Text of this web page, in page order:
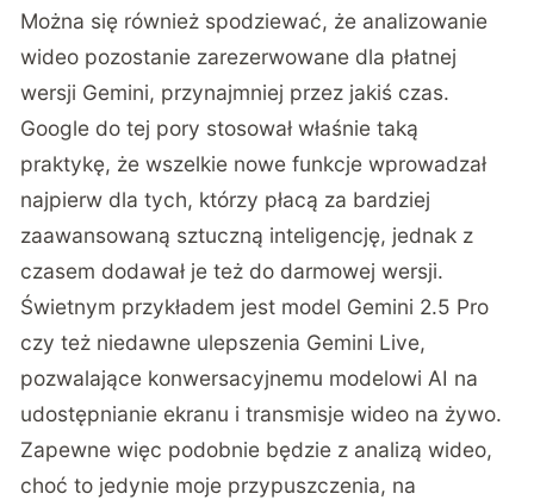
Można się również spodziewać, że analizowanie
wideo pozostanie zarezerwowane dla płatnej
wersji Gemini, przynajmniej przez jakiś czas.
Google do tej pory stosował właśnie taką
praktykę, że wszelkie nowe funkcje wprowadzał
najpierw dla tych, którzy płacą za bardziej
zaawansowaną sztuczną inteligencję, jednak z
czasem dodawał je też do darmowej wersji.
Świetnym przykładem jest model Gemini 2.5 Pro
czy też niedawne ulepszenia Gemini Live,
pozwalające konwersacyjnemu modelowi AI na
udostępnianie ekranu i transmisje wideo na żywo.
Zapewne więc podobnie będzie z analizą wideo,
choć to jedynie moje przypuszczenia, na